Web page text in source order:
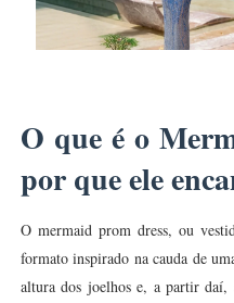
O que é o
por que ele
O mermaid prom dress, ou
formato inspirado na cauda de
altura dos joelhos e, a partir